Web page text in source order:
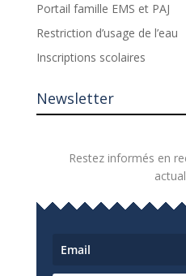
Portail famille EMS et PAJ
Restriction d’usage de l’eau
Inscriptions scolaires
Newsletter
Restez informés en